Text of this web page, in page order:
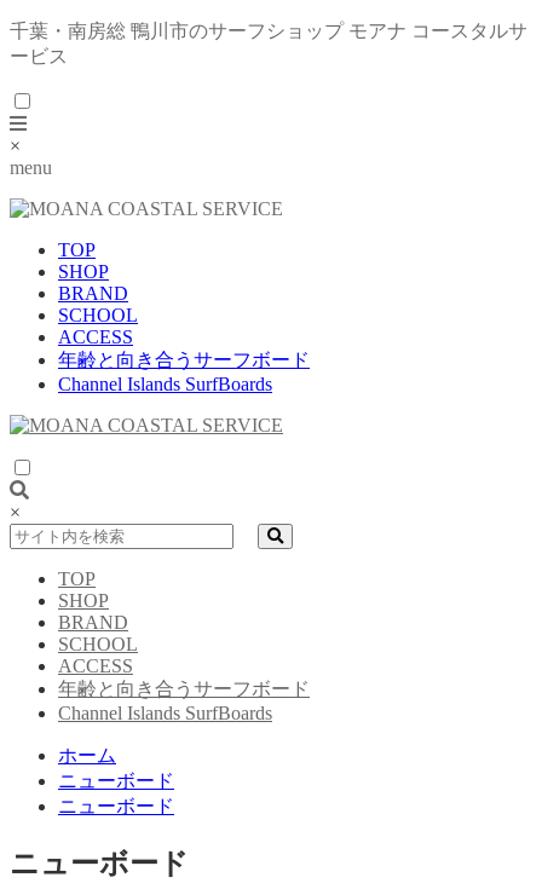
千葉・南房総 鴨川市のサーフショップ モアナ コースタルサ
ービス
×
menu
TOP
SHOP
BRAND
SCHOOL
ACCESS
年齢と向き合うサーフボード
Channel Islands SurfBoards
×
TOP
SHOP
BRAND
SCHOOL
ACCESS
年齢と向き合うサーフボード
Channel Islands SurfBoards
ホーム
ニューボード
ニューボード
ニューボード